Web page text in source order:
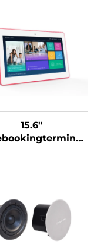
15.6"